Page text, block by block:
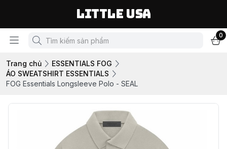
LITTLE USA
0
Trang chủ
ESSENTIALS FOG
ÁO SWEATSHIRT ESSENTIALS
FOG Essentials Longsleeve Polo - SEAL